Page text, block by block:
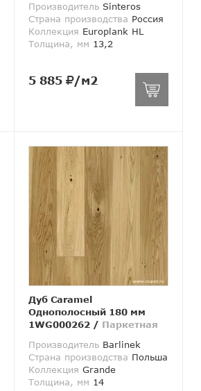
Производитель Sinteros
Страна производства Россия
Коллекция Europlank HL
Толщина, мм 13,2
5 885 /м2
Дуб Caramel
Однополосный 180 мм
1WG000262 / Паркетная
Производитель Barlinek
Страна производства Польша
Коллекция Grande
Толщина, мм 14